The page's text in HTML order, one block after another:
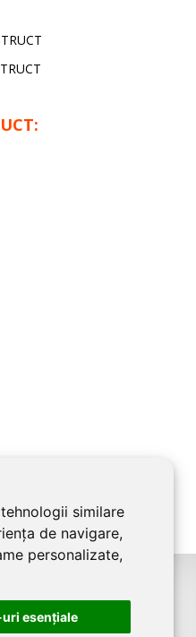
similare
de navigare,
personalizate,
esenţiale
serviciu de promovare online
LIVE COMMUNICATIONS SRL